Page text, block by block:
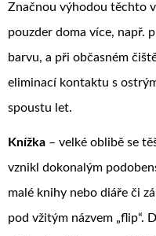
Značnou výhodou těchto
pouzder doma více, např.
barvu, a při občasném
eliminací kontaktu s
spoustu let.
Knížka – velké oblibě se
vznikl dokonalým
malé knihy nebo diáře či
pod vžitým názvem „flip“.